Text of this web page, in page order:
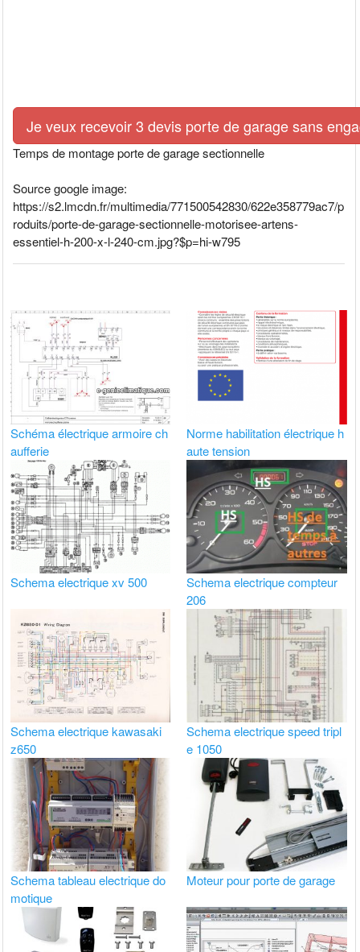
Je veux recevoir 3 devis porte de garage sans
Temps de montage porte de garage sectionnelle
Source google image:
https://s2.lmcdn.fr/multimedia/771500542830/622e358779ac7/p
roduits/porte-de-garage-sectionnelle-motorisee-artens-
essentiel-h-200-x-l-240-cm.jpg?$p=hi-w795
Schéma électrique armoire ch
aufferie
Norme habilitation électrique h
aute tension
Schema electrique xv 500
Schema electrique compteur
206
Schema electrique kawasaki
z650
Schema electrique speed tripl
e 1050
Schema tableau electrique do
motique
Moteur pour porte de garage